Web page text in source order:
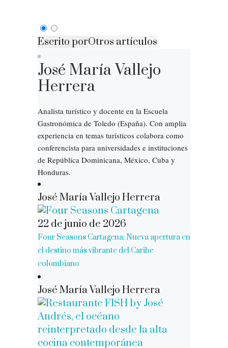
Escrito porOtros artículos
José María Vallejo
Herrera
Analista turístico y docente en la Escuela
Gastronómica de Toledo (España). Con amplia
experiencia en temas turísticos colabora como
conferencista para universidades e instituciones
de República Dominicana, México, Cuba y
Honduras.
José María Vallejo Herrera
22 de junio de 2026
Four Seasons Cartagena: Nueva apertura en
el destino más vibrante del Caribe
colombiano
José María Vallejo Herrera